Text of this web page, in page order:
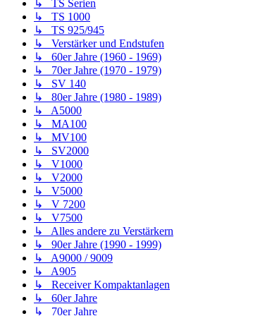
↳ TS Serien
↳ TS 1000
↳ TS 925/945
↳ Verstärker und Endstufen
↳ 60er Jahre (1960 - 1969)
↳ 70er Jahre (1970 - 1979)
↳ SV 140
↳ 80er Jahre (1980 - 1989)
↳ A5000
↳ MA100
↳ MV100
↳ SV2000
↳ V1000
↳ V2000
↳ V5000
↳ V 7200
↳ V7500
↳ Alles andere zu Verstärkern
↳ 90er Jahre (1990 - 1999)
↳ A9000 / 9009
↳ A905
↳ Receiver Kompaktanlagen
↳ 60er Jahre
↳ 70er Jahre